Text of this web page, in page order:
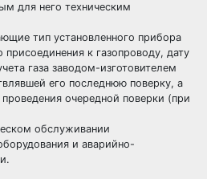
для него техническим
тип установленного прибора
присоединения к газопроводу, дату
газа заводом-изготовителем
его последнюю поверку, а
очередной поверки (при
обслуживании
и аварийно-